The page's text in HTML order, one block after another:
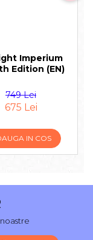
Imperium
Edition (EN)
749 Lei
675 Lei
IN COS